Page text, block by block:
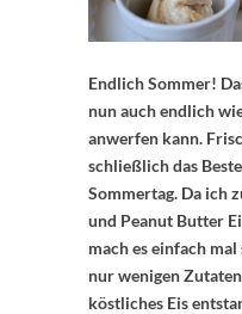
Endlich Sommer!
nun auch endlich
anwerfen kann.
schließlich das
Sommertag. Da ich
und Peanut Butter
mach es einfach
nur wenigen
köstliches Eis